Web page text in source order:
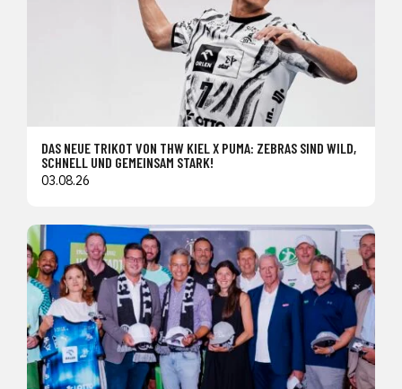
DAS NEUE TRIKOT VON THW KIEL X PUMA: ZEBRAS SIND WILD,
SCHNELL UND GEMEINSAM STARK!
03.08.26